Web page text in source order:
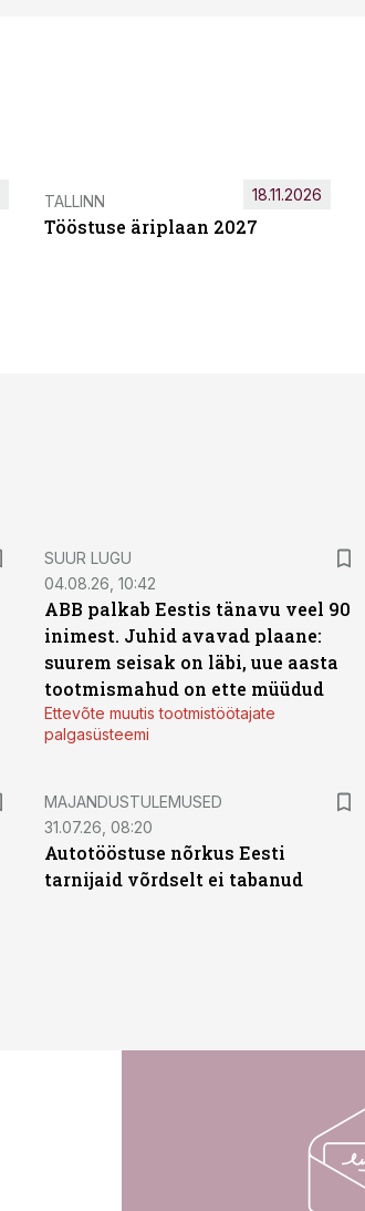
TALLINN
Tööstuse äriplaan 2027
18.11.2026
SUUR LUGU
04.08.26, 10:42
ABB palkab Eestis tänavu veel 90
inimest. Juhid avavad plaane:
suurem seisak on läbi, uue aasta
tootmismahud on ette müüdud
Ettevõte muutis tootmistöötajate
palgasüsteemi
MAJANDUSTULEMUSED
31.07.26, 08:20
Autotööstuse nõrkus Eesti
tarnijaid võrdselt ei tabanud